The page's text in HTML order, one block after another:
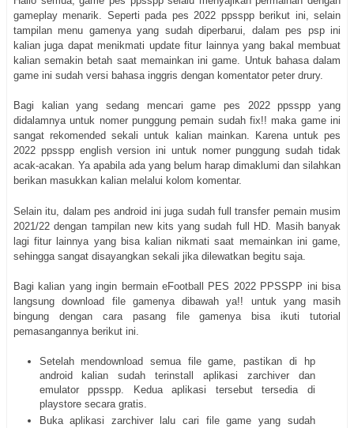
gameplay menarik. Seperti pada pes 2022 ppsspp berikut ini, selain
tampilan menu gamenya yang sudah diperbarui, dalam pes psp ini
kalian juga dapat menikmati update fitur lainnya yang bakal membuat
kalian semakin betah saat memainkan ini game. Untuk bahasa dalam
game ini sudah versi bahasa inggris dengan komentator peter drury.
Bagi kalian yang sedang mencari game pes 2022 ppsspp yang
didalamnya untuk nomer punggung pemain sudah fix!! maka game ini
sangat rekomended sekali untuk kalian mainkan. Karena untuk pes
2022 ppsspp english version ini untuk nomer punggung sudah tidak
acak-acakan. Ya apabila ada yang belum harap dimaklumi dan silahkan
berikan masukkan kalian melalui kolom komentar.
Selain itu, dalam pes android ini juga sudah full transfer pemain musim
2021/22 dengan tampilan new kits yang sudah full HD. Masih banyak
lagi fitur lainnya yang bisa kalian nikmati saat memainkan ini game,
sehingga sangat disayangkan sekali jika dilewatkan begitu saja.
Bagi kalian yang ingin bermain eFootball PES 2022 PPSSPP ini bisa
langsung download file gamenya dibawah ya!! untuk yang masih
bingung dengan cara pasang file gamenya bisa ikuti tutorial
pemasangannya berikut ini.
Setelah mendownload semua file game, pastikan di hp
android kalian sudah terinstall aplikasi zarchiver dan
emulator ppsspp. Kedua aplikasi tersebut tersedia di
playstore secara gratis.
Buka aplikasi zarchiver lalu cari file game yang sudah